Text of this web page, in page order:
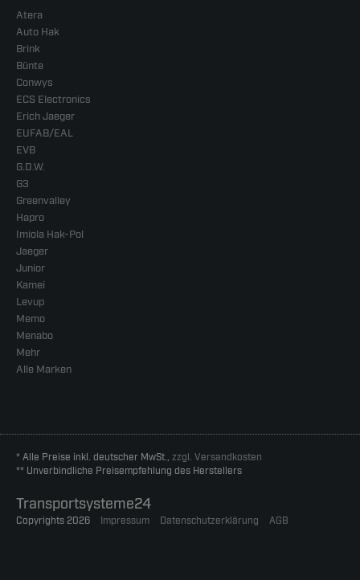
Atera
Auto Hak
Brink
Bünte
Conwys
ECS Electronics
Erich Jaeger
EUFAB/EAL
EVB
G.D.W.
G3
Greenvalley
Hapro
Imiola Hak-Pol
Jaeger
Junior
Kamei
Levup
Memo
Menabo
Mehr
Alle Marken
* Alle Preise inkl. deutscher MwSt., zzgl. Versandkosten
** Unverbindliche Preisempfehlung des Herstellers
Transportsysteme24
Copyrights 2026 Impressum Datenschutzerklärung AGB